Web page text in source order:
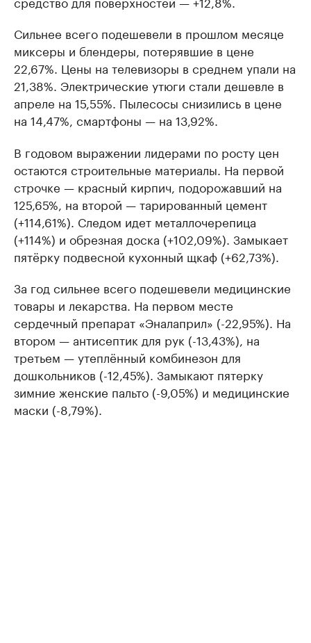
Сильнее всего подешевели в прошлом месяце
миксеры и блендеры, потерявшие в цене
22,67%. Цены на телевизоры в среднем упали на
21,38%. Электрические утюги стали дешевле в
апреле на 15,55%. Пылесосы снизились в цене
на 14,47%, смартфоны — на 13,92%.
В годовом выражении лидерами по росту цен
остаются строительные материалы. На первой
строчке — красный кирпич, подорожавший на
125,65%, на второй — тарированный цемент
(+114,61%). Следом идет металлочерепица
(+114%) и обрезная доска (+102,09%). Замыкает
пятёрку подвесной кухонный щкаф (+62,73%).
За год сильнее всего подешевели медицинские
товары и лекарства. На первом месте
сердечный препарат «Эналаприл» (-22,95%). На
втором — антисептик для рук (-13,43%), на
третьем — утеплённый комбинезон для
дошкольников (-12,45%). Замыкают пятерку
зимние женские пальто (-9,05%) и медицинские
маски (-8,79%).